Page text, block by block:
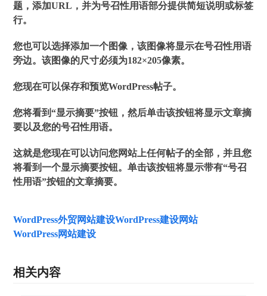
题，添加URL，并为号召性用语部分提供简短说明或标签
行。
您也可以选择添加一个图像，该图像将显示在号召性用语
旁边。该图像的尺寸必须为182×205像素。
您现在可以保存和预览WordPress帖子。
您将看到“显示摘要”按钮，然后单击该按钮将显示文章摘
要以及您的号召性用语。
这就是您现在可以访问您网站上任何帖子的全部，并且您
将看到一个显示摘要按钮。单击该按钮将显示带有“号召
性用语”按钮的文章摘要。
WordPress外贸网站建设WordPress建设网站
WordPress网站建设
相关内容